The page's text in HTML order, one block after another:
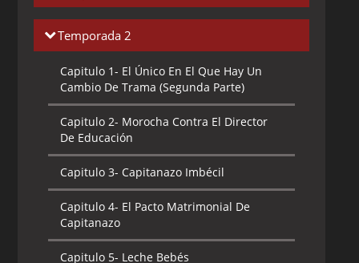
Capitulo 1-
El Sucio Secreto De Clara
Capitulo 3- Reventón Gay
Capitulo 4- Competencia De Comida
Capitulo 5- La Otra Prima
Capitulo 6- Pizza Con Salchicha
Capitulo 7-
Cambio De Trama (Primera Parte)
Temporada 2
Capitulo 1- El Único En El Que Hay Un
Cambio De Trama (Segunda Parte)
Capitulo 2- Morocha Contra El Director
De Educación
Capitulo 3- Capitanazo Imbécil
Capitulo 4- El Pacto Matrimonial De
Capitanazo
Capitulo 5- Leche Bebés